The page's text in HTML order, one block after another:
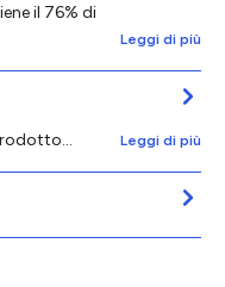
il 76% di
Leggi di più
Leggi di più